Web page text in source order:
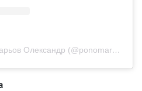
Допис, поширений Пономарьов Олександр (@ponomaryovoleksandr)